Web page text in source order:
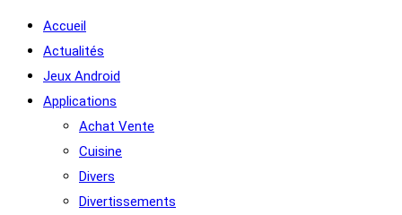
Accueil
Actualités
Jeux Android
Applications
Achat Vente
Cuisine
Divers
Divertissements